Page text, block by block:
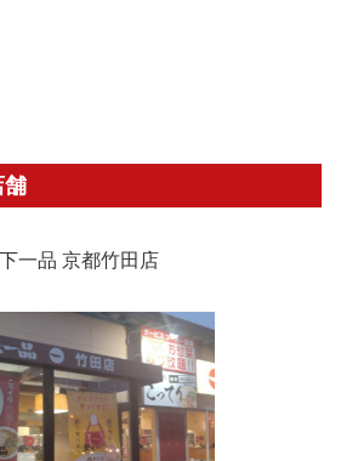
舗
一品 京都竹田店